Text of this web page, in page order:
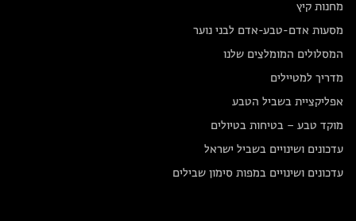
מחנות קיץ
מסעות אדם-טבע-אדם לבני נוער
המסלולים המומלצים שלנו
מדריך למטיילים
אפליקציית בשביל הטבע
מוקד טבע – בטיחות בטיולים
עדכונים ושינויים בשביל ישראל
עדכונים ושינויים במפות סימון שבילים